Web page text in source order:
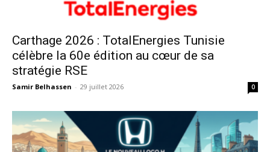
Carthage 2026 : TotalEnergies Tunisie
célèbre la 60e édition au cœur de sa
stratégie RSE
Samir Belhassen - 29 juillet 2026 0